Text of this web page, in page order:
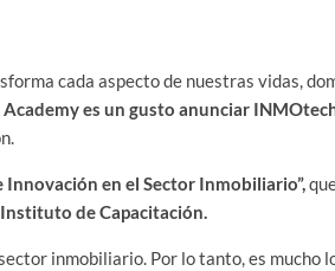
cada aspecto de nuestras vidas,
Academyes un gusto anunciar
Innovación en el Sector Inmobiliario”,
de Capacitación.
inmobiliario. Por lo tanto, es mucho